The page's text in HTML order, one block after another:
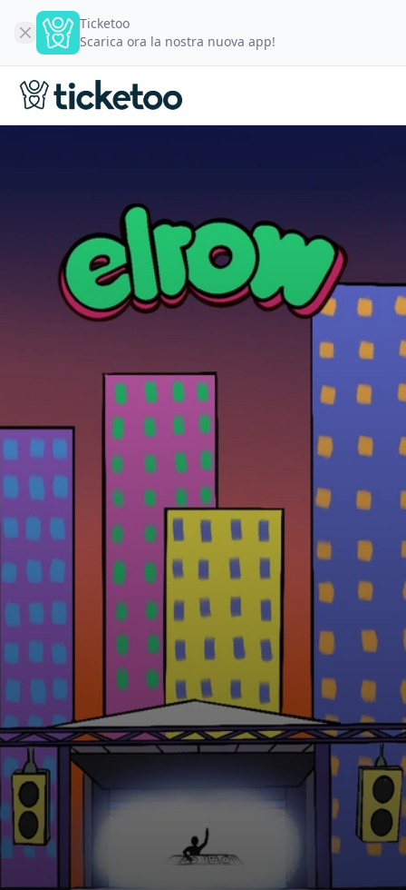
Ticketoo
Scarica ora la nostra nuova app!